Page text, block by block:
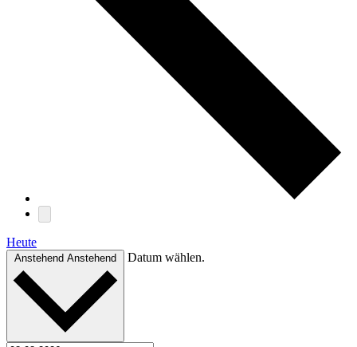
Heute
Anstehend Anstehend Datum wählen.